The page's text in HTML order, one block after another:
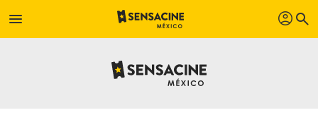
menu profil search